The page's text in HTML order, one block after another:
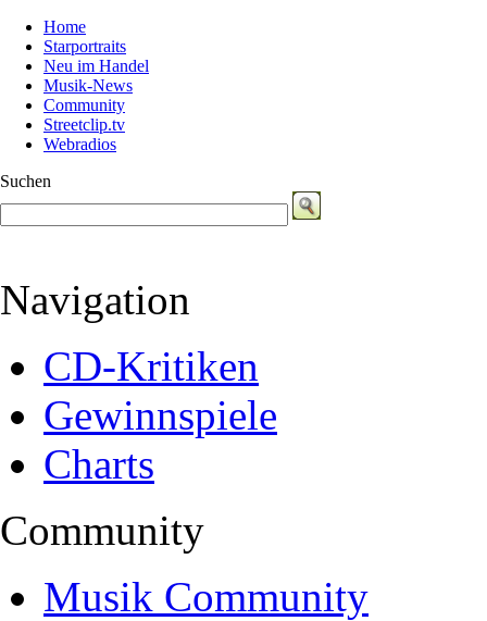
Home
Starportraits
Neu im Handel
Musik-News
Community
Streetclip.tv
Webradios
Suchen
Navigation
CD-Kritiken
Gewinnspiele
Charts
Community
Musik Community